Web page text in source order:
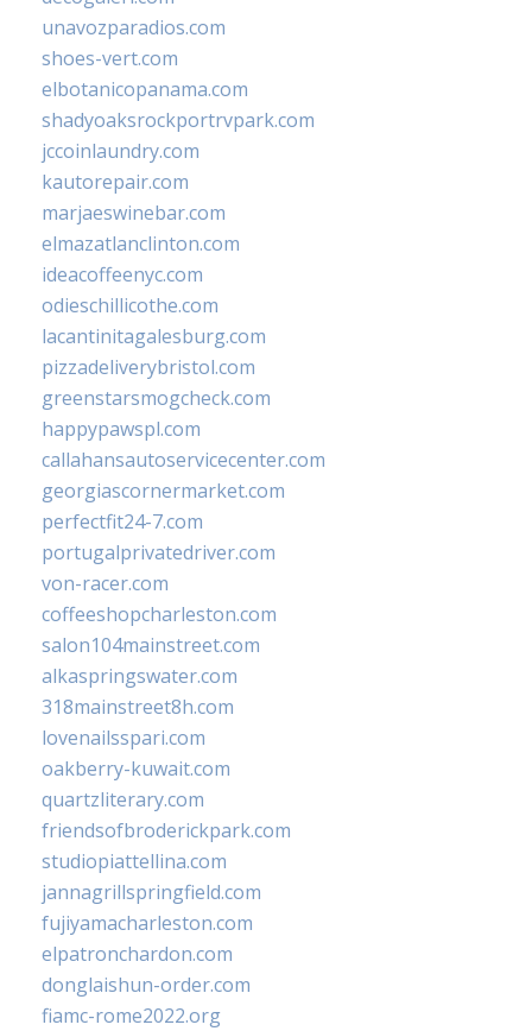
unavozparadios.com
shoes-vert.com
elbotanicopanama.com
shadyoaksrockportrvpark.com
jccoinlaundry.com
kautorepair.com
marjaeswinebar.com
elmazatlanclinton.com
ideacoffeenyc.com
odieschillicothe.com
lacantinitagalesburg.com
pizzadeliverybristol.com
greenstarsmogcheck.com
happypawspl.com
callahansautoservicecenter.com
georgiascornermarket.com
perfectfit24-7.com
portugalprivatedriver.com
von-racer.com
coffeeshopcharleston.com
salon104mainstreet.com
alkaspringswater.com
318mainstreet8h.com
lovenailsspari.com
oakberry-kuwait.com
quartzliterary.com
friendsofbroderickpark.com
studiopiattellina.com
jannagrillspringfield.com
fujiyamacharleston.com
elpatronchardon.com
donglaishun-order.com
fiamc-rome2022.org